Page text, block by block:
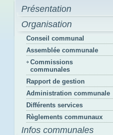
Présentation
Organisation
Conseil communal
Assemblée communale
Commissions
communales
Rapport de gestion
Administration communale
Différents services
Règlements communaux
Infos communales